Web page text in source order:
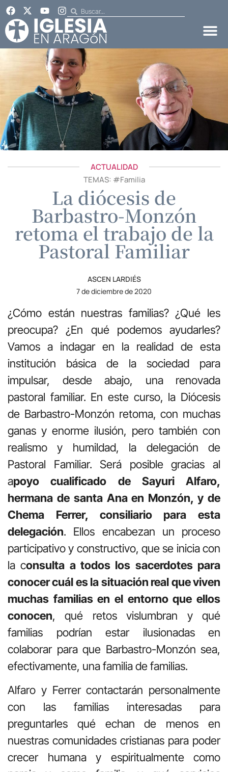
ACTUALIDAD
TEMAS: #Familia
La diócesis de
Barbastro-Monzón
retoma el trabajo de la
Pastoral Familiar
ASCEN LARDIÉS
7 de diciembre de 2020
¿Cómo están nuestras familias? ¿Qué les
preocupa? ¿En qué podemos ayudarles?
Vamos a indagar en la realidad de esta
institución básica de la sociedad para
impulsar, desde abajo, una renovada
pastoral familiar. En este curso, la Diócesis
de Barbastro-Monzón retoma, con muchas
ganas y enorme ilusión, pero también con
realismo y humildad, la delegación de
Pastoral Familiar. Será posible gracias al
apoyo cualificado de Sayuri Alfaro,
hermana de santa Ana en Monzón, y de
Chema Ferrer, consiliario para esta
delegación. Ellos encabezan un proceso
participativo y constructivo, que se inicia con
la consulta a todos los sacerdotes para
conocer cuál es la situación real que viven
muchas familias en el entorno que ellos
conocen, qué retos vislumbran y qué
familias podrían estar ilusionadas en
colaborar para que Barbastro-Monzón sea,
efectivamente, una familia de familias.
Alfaro y Ferrer contactarán personalmente
con las familias interesadas para
preguntarles qué echan de menos en
nuestras comunidades cristianas para poder
crecer humana y espiritualmente como